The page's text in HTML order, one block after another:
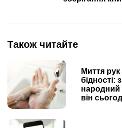
Також читайте
Миття рук
бідності:
народний
він